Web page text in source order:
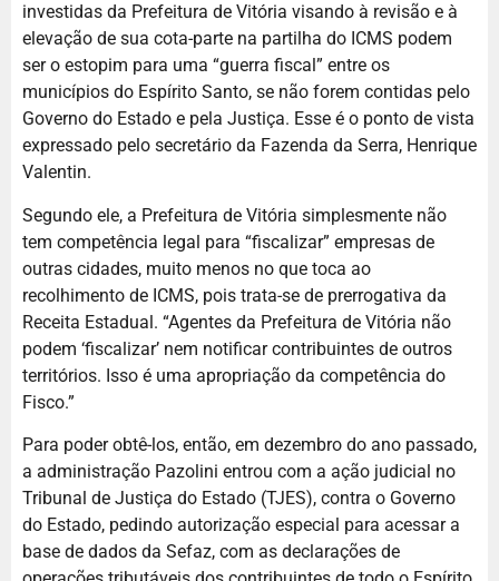
investidas da Prefeitura de Vitória visando à revisão e à
elevação de sua cota-parte na partilha do ICMS podem
ser o estopim para uma “guerra fiscal” entre os
municípios do Espírito Santo, se não forem contidas pelo
Governo do Estado e pela Justiça. Esse é o ponto de vista
expressado pelo secretário da Fazenda da Serra, Henrique
Valentin.
Segundo ele, a Prefeitura de Vitória simplesmente não
tem competência legal para “fiscalizar” empresas de
outras cidades, muito menos no que toca ao
recolhimento de ICMS, pois trata-se de prerrogativa da
Receita Estadual. “Agentes da Prefeitura de Vitória não
podem ‘fiscalizar’ nem notificar contribuintes de outros
territórios. Isso é uma apropriação da competência do
Fisco.”
Para poder obtê-los, então, em dezembro do ano passado,
a administração Pazolini entrou com a ação judicial no
Tribunal de Justiça do Estado (TJES), contra o Governo
do Estado, pedindo autorização especial para acessar a
base de dados da Sefaz, com as declarações de